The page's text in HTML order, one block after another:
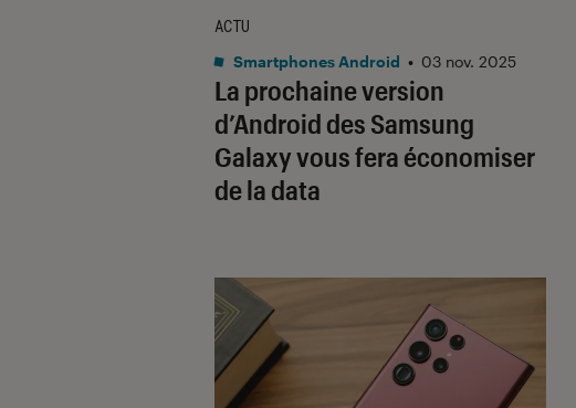
La prochaine version
d’Android des Samsung
Galaxy vous fera économiser
de la data
ACTU
Smartphones Android • 03 nov. 2025